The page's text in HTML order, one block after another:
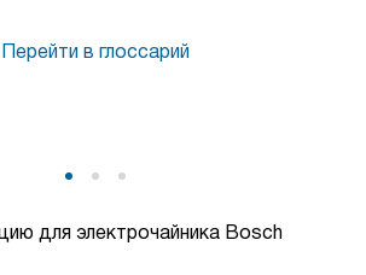
для электрочайника Bosch
Перейти в глоссарий